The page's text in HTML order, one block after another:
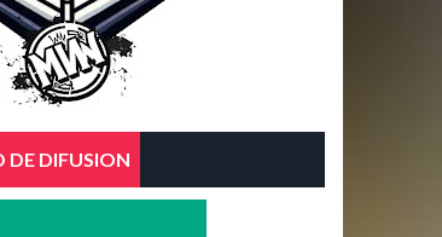
DE DIFUSION